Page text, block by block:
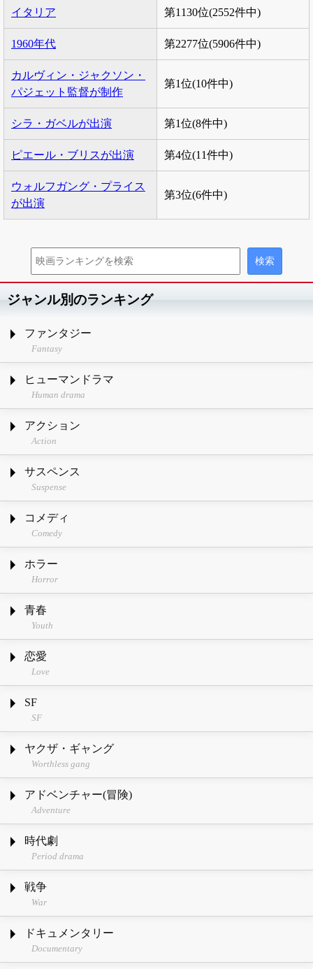
イタリア 第1130位(2552件中)
1960年代 第2277位(5906件中)
カルヴィン・ジャクソン・
パジェット監督が制作
第1位(10件中)
シラ・ガベルが出演 第1位(8件中)
ピエール・ブリスが出演 第4位(11件中)
ウォルフガング・プライス
が出演
第3位(6件中)
ジャンル別のランキング
ファンタジー
Fantasy
ヒューマンドラマ
Human drama
アクション
Action
サスペンス
Suspense
コメディ
Comedy
ホラー
Horror
青春
Youth
恋愛
Love
SF
SF
ヤクザ・ギャング
Worthless gang
アドベンチャー(冒険)
Adventure
時代劇
Period drama
戦争
War
ドキュメンタリー
Documentary